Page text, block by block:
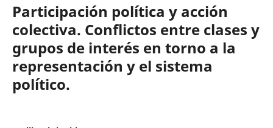
Participación política y acción
colectiva. Conflictos entre clases y
grupos de interés en torno a la
representación y el sistema
político.